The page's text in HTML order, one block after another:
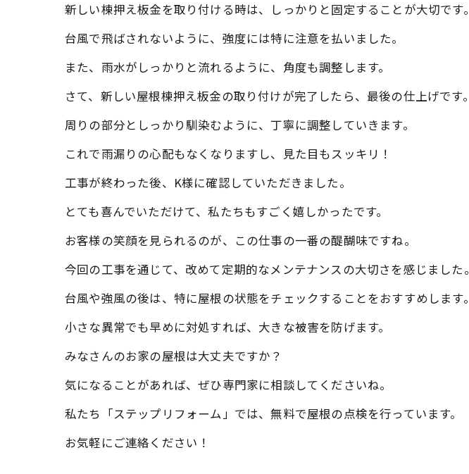
新しい棟押え板金を取り付ける時は、しっかりと固定することが大切です。
台風で飛ばされないように、強度には特に注意を払いました。
また、雨水がしっかりと流れるように、角度も調整します。
さて、新しい屋根棟押え板金の取り付けが完了したら、最後の仕上げです。
周りの部分としっかり馴染むように、丁寧に調整していきます。
これで雨漏りの心配もなくなりますし、見た目もスッキリ！
工事が終わった後、K様に確認していただきました。
とても喜んでいただけて、私たちもすごく嬉しかったです。
お客様の笑顔を見られるのが、この仕事の一番の醍醐味ですね。
今回の工事を通じて、改めて定期的なメンテナンスの大切さを感じました。
台風や強風の後は、特に屋根の状態をチェックすることをおすすめします。
小さな異常でも早めに対処すれば、大きな被害を防げます。
みなさんのお家の屋根は大丈夫ですか？
気になることがあれば、ぜひ専門家に相談してくださいね。
私たち「ステップリフォーム」では、無料で屋根の点検を行っています。
お気軽にご連絡ください！